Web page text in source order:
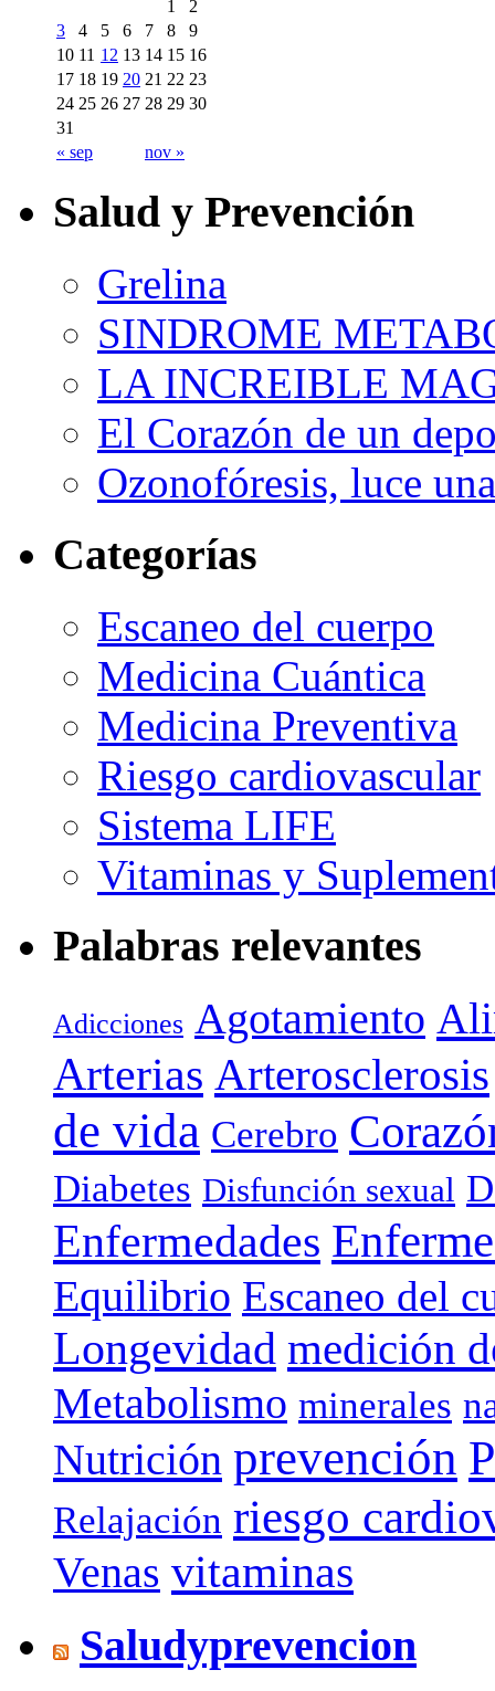
« sep nov »
1
2
3
4 5 6 7 8
9
10 11 12 13 14 15 16
17 18 19 20 21 22 23
24 25 26 27 28 29 30
31
Salud y Prevención
Grelina
SINDROME
LA INCREIBLE
El Corazón de un
Ozonofóresis, luce
Categorías
Escaneo del cuerpo
Medicina Cuántica
Medicina Preventiva
Riesgo cardiovascular
Sistema LIFE
Vitaminas y
Palabras relevantes
Adicciones Agotamiento
Arterias Arterosclerosis
de vida Cerebro
Diabetes Disfunción sexual
Enfermedades
Equilibrio Escaneo del
Longevidad medición
Metabolismo minerales
Nutrición prevención
Relajación riesgo
Venas vitaminas
Saludyprevencion